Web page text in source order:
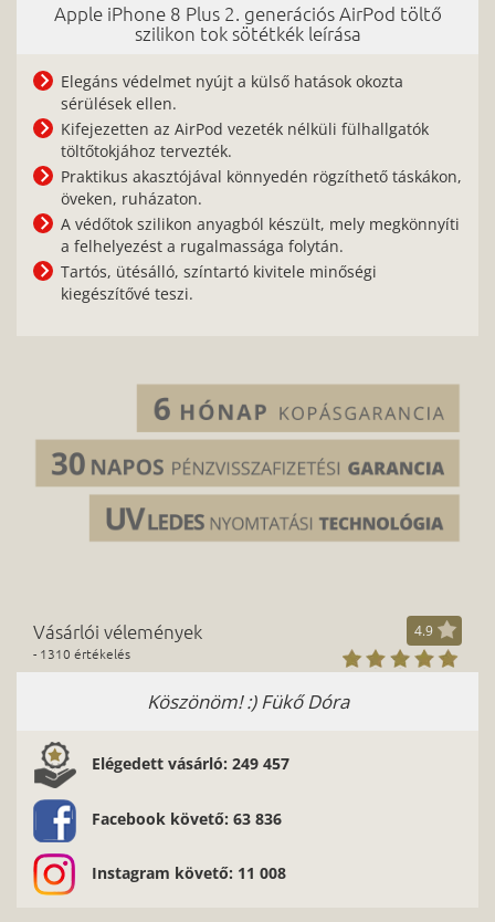
Apple iPhone 8 Plus 2. generációs AirPod töltő
szilikon tok sötétkék leírása
Elegáns védelmet nyújt a külső hatások okozta
sérülések ellen.
Kifejezetten az AirPod vezeték nélküli fülhallgatók
töltőtokjához tervezték.
Praktikus akasztójával könnyedén rögzíthető táskákon,
öveken, ruházaton.
A védőtok szilikon anyagból készült, mely megkönnyíti
a felhelyezést a rugalmassága folytán.
Tartós, ütésálló, színtartó kivitele minőségi
kiegészítővé teszi.
Vásárlói vélemények
- 1310 értékelés
4.9
Köszönöm! :) Fükő Dóra
Elégedett vásárló: 249 457
Facebook követő: 63 836
Instagram követő: 11 008